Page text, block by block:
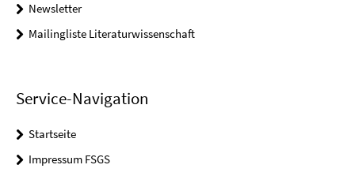
Newsletter
Mailingliste Literaturwissenschaft
Service-Navigation
Startseite
Impressum FSGS